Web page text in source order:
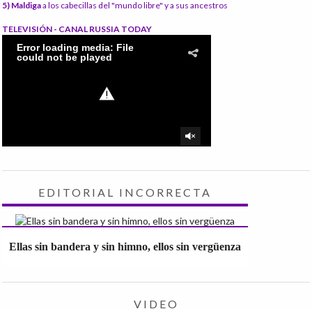
5) Maldigaa los cabecillas del "mundo libre" y a sus ancestros
TELEVISIÓN - CANAL RUSSIA TODAY
EDITORIAL INCORRECTA
Ellas sin bandera y sin himno, ellos sin vergüenza
VIDEO